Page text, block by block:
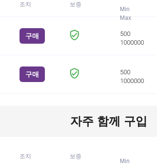
조치 보증
Min
Max
구매
500
1000000
구매
500
1000000
자주 함께 구입
조치 보증
Min